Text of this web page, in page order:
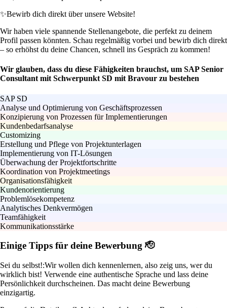
✨Bewirb dich direkt über unsere Website!
Wir haben viele spannende Stellenangebote, die perfekt zu deinem
Profil passen könnten. Schau regelmäßig vorbei und bewirb dich direkt
– so erhöhst du deine Chancen, schnell ins Gespräch zu kommen!
Wir glauben, dass du diese Fähigkeiten brauchst, um SAP Senior
Consultant mit Schwerpunkt SD mit Bravour zu bestehen
SAP SD
Analyse und Optimierung von Geschäftsprozessen
Konzipierung von Prozessen für Implementierungen
Kundenbedarfsanalyse
Customizing
Erstellung und Pflege von Projektunterlagen
Implementierung von IT-Lösungen
Überwachung der Projektfortschritte
Koordination von Projektmeetings
Organisationsfähigkeit
Kundenorientierung
Problemlösekompetenz
Analytisches Denkvermögen
Teamfähigkeit
Kommunikationsstärke
Einige Tipps für deine Bewerbung 🫡
Sei du selbst!:Wir wollen dich kennenlernen, also zeig uns, wer du
wirklich bist! Verwende eine authentische Sprache und lass deine
Persönlichkeit durchscheinen. Das macht deine Bewerbung
einzigartig.